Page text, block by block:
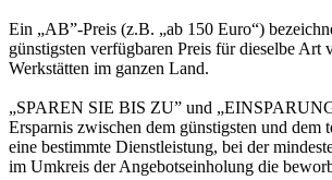
Ein „AB”-Preis (z.B. „ab 150 Euro“)
günstigsten verfügbaren Preis für dieselbe Art
Werkstätten im ganzen Land.
„SPAREN SIE BIS ZU” und
Ersparnis zwischen dem günstigsten und dem
eine bestimmte Dienstleistung, bei der
im Umkreis der Angebotseinholung die